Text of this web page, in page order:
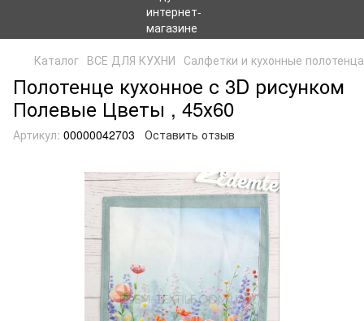
Каталог ВСЕ ДЛЯ КУХНИ Салфетки и кухонные полотенца
Полотенце кухонное с 3D рисунком
Полевые Цветы , 45х60
Артикул: 00000042703 Оставить отзыв